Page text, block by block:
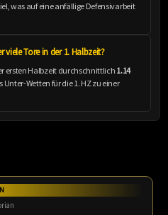
was auf eine anfällige Defensivarbeit
viele Tore in der 1. Halbzeit?
ersten Halbzeit durchschnittlich 1.14
Unter-Wetten für die 1. HZ zu einer